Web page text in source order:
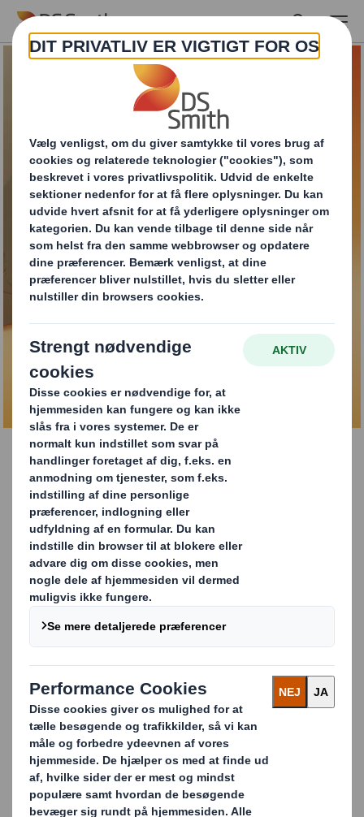
Skip to main content
Sikker og forseglet
emballage til e-
handel
KONTAKT OS OG HØR MERE
DS Smith Safe Sender
Tyveri af onlineforsendelser er blevet et stort problem
for e-handelsvirksomheder. 1 ud af 10 personer fra alle
dele af verden fortæller, at de har mistet eller fået
stjålet mindst én pakke, og samtidig er der falske varer i
omløb.
banebrydende produkt, der imødekommer dette
voksende problem. Velkommen til DS Smith Safe
Sender.
Med et ”6-punkts limet design” og et unikt låsesystem
er løsningen ikke kun hurtig at samle på pakkebordet,
men giver også en sikker forsendelse uden behov for
ekstra tape eller anden forsegling.